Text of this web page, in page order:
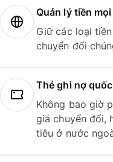
Quản lý tiền
Giữ các loại
chuyển đổi
Thẻ ghi nợ
Không bao giờ
giá chuyển đổi,
tiêu ở nước